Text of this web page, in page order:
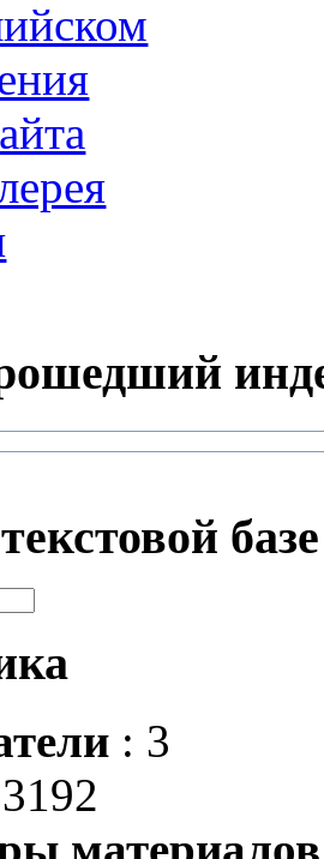
базе
: 3